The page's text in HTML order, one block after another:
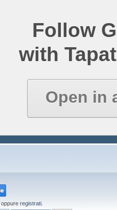
Follow
with
Open in
oppure registrati